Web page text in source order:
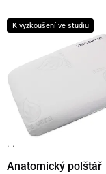
K vyzkoušení ve studiu
· ·
Anatomický polštář